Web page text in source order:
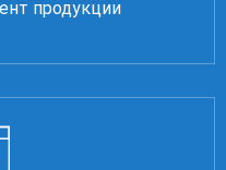
продукции